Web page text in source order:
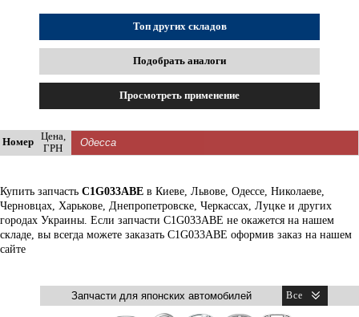
Топ других складов
Подобрать аналоги
Просмотреть применение
Номер
Цена,
ГРН
Купить запчасть C1G033ABE в Киеве, Львове, Одессе, Николаеве,
Черновцах, Харькове, Днепропетровске, Черкассах, Луцке и других
городах Украины. Если запчасти C1G033ABE не окажется на нашем
складе, вы всегда можете заказать C1G033ABE оформив заказ на нашем
сайте